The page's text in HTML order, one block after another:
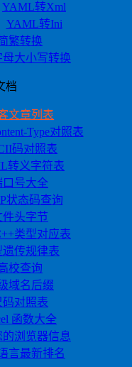
YAML转Xml
YAML转Ini
繁转换
母大小写转换
档
文章列表
Type对照表
码对照表
转义字符表
口号大全
状态码查询
件头字节
类型对应表
遗传规律表
校查询
域名后缀
码对照表
函数大全
的浏览器信息
言最新排名